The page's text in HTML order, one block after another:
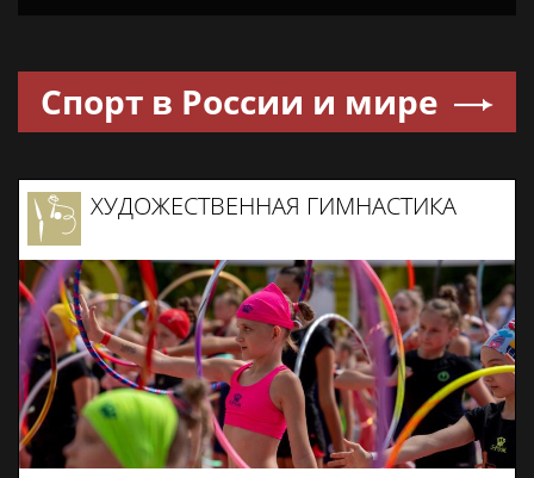
Спорт в России и мире
ХУДОЖЕСТВЕННАЯ ГИМНАСТИКА